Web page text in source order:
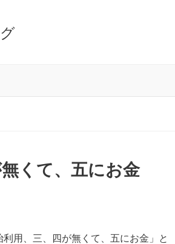
くて、五にお金
用、三、四が無くて、五にお金」と